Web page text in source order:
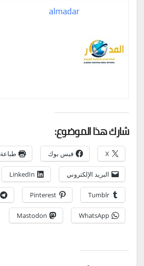
almadar
شارك هذا الموضوع:
X فيس بوك طباعة
البريد الإلكتروني LinkedIn
Tumblr
Pinterest
WhatsApp
Mastodon